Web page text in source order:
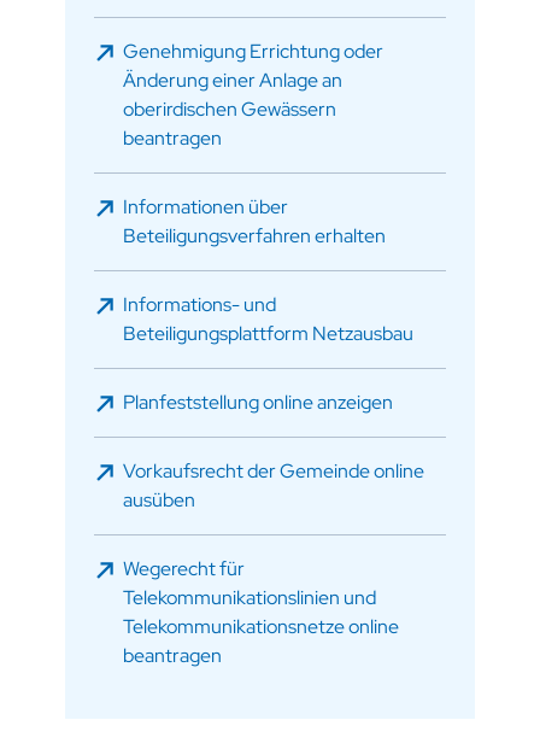
Genehmigung Errichtung oder
Änderung einer Anlage an
oberirdischen Gewässern
beantragen
Informationen über
Beteiligungsverfahren erhalten
Informations- und
Beteiligungsplattform Netzausbau
Planfeststellung online anzeigen
Vorkaufsrecht der Gemeinde online
ausüben
Wegerecht für
Telekommunikationslinien und
Telekommunikationsnetze online
beantragen